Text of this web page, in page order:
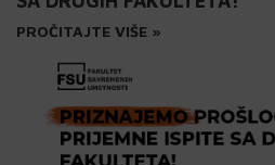
PROČITAJTE VIŠE »